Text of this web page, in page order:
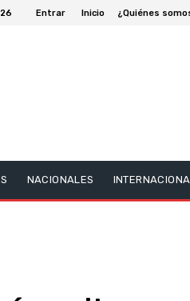
Entrar Inicio ¿Quiénes
NACIONALES